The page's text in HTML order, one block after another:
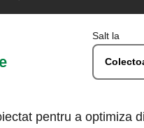
Salt la
pentru a